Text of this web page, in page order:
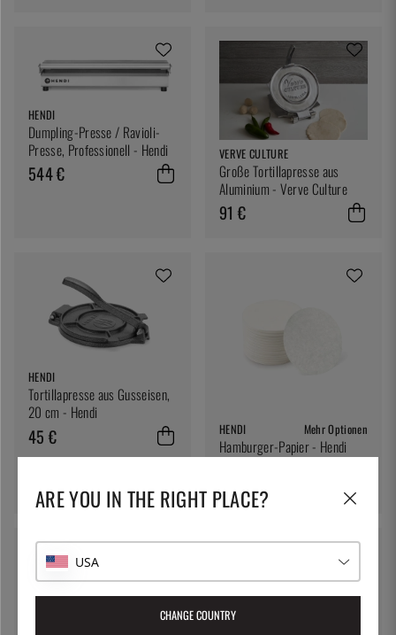
HENDI
Dumpling-Presse / Ravioli-
Presse, Professionell - Hendi
544 €
VERVE CULTURE
Große Tortillapresse aus
Aluminium - Verve Culture
91 €
HENDI
Tortillapresse aus Gusseisen,
20 cm - Hendi
45 € HENDI Mehr Optionen
Hamburger-Papier - Hendi
36 €
ARE YOU IN THE RIGHT PLACE?
USA
CHANGE COUNTRY